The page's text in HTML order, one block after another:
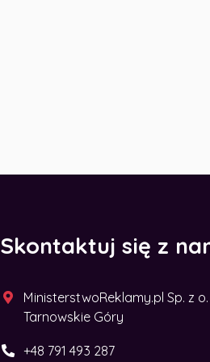
Skontaktuj się z
MinisterstwoReklamy.pl Sp. z
Tarnowskie Góry
+48 791 493 287